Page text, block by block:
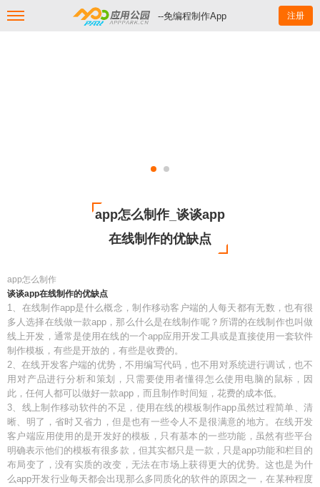
--免编程制作App 注册
app怎么制作_谈谈app
在线制作的优缺点
app怎么制作
谈谈app在线制作的优缺点
1、在线制作app是什么概念，制作移动客户端的人每天都有无数，也有很
多人选择在线做一款app，那么什么是在线制作呢？所谓的在线制作也叫做
线上开发，通常是使用在线的一个app应用开发工具或是直接使用一套软件
制作模板，有些是开放的，有些是收费的。
2、在线开发客户端的优势，不用编写代码，也不用对系统进行调试，也不
用对产品进行分析和策划，只需要使用者懂得怎么使用电脑的鼠标，因
此，任何人都可以做好一款app，而且制作时间短，花费的成本低。
3、线上制作移动软件的不足，使用在线的模板制作app虽然过程简单、清
晰、明了，省时又省力，但是也有一些令人不是很满意的地方。在线开发
客户端应用使用的是开发好的模板，只有基本的一些功能，虽然有些平台
明确表示他们的模板有很多款，但其实都只是一款，只是app功能和栏目的
布局变了，没有实质的改变，无法在市场上获得更大的优势。这也是为什
么app开发行业每天都会出现那么多同质化的软件的原因之一，在某种程度